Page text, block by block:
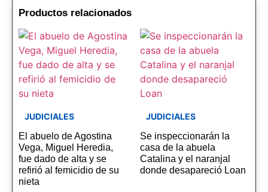
Productos relacionados
JUDICIALES
El abuelo de Agostina
Vega, Miguel Heredia,
fue dado de alta y se
refirió al femicidio de su
nieta
JUDICIALES
Se inspeccionarán la
casa de la abuela
Catalina y el naranjal
donde desapareció Loan